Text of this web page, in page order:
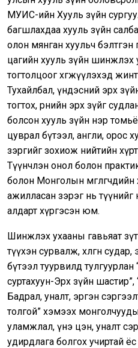
МУИС-ийн Хууль зүйн
багшлахдаа хууль зүйн
олон мянган хуульч бэлтгэн
цагийн хууль зүйн шинжлэх
тогтолцоог хөгжүүлэхэд
Тухайлбал, үндэсний эрх
тогтох, өрнийн эрх зүйг
болсон хууль зүйн нэр
цуврал бүтээл, англи, орос
зэргийг зохиож нийтийн
Түүнчлэн онол болон
болон Монголын өмгөөлөгчдийн
ажилласан зэрэг нь түүнийг
алдарт хүргэсэн юм.
Шинжлэх ухааны гавьяат
түүхэн сурвалж, хөлгөн
бүтээл туурвилд
суртахуун-Эрх зүйн шастир”,
Бадрал, уналт, эргэн
толгой” хэмээх
уламжлал, үнэ цэн, уналт
удирдлага болгох учиртай